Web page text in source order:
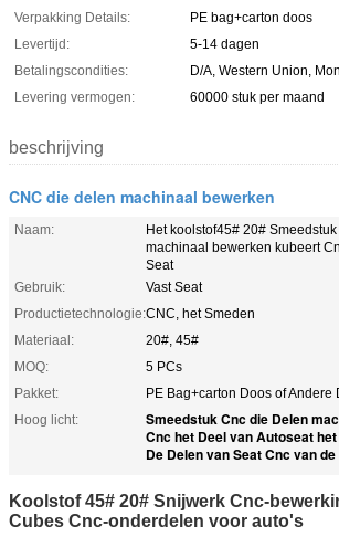
Verpakking Details:
PE bag+carton doos
Levertijd:
5-14 dagen
Betalingscondities:
D/A, Western Union,
Levering vermogen:
60000 stuk per maand
beschrijving
CNC die delen machinaal bewerken
Naam:
Het koolstof45# 20#
machinaal bewerken kubeert
Seat
Gebruik:
Vast Seat
Productietechnologie:CNC, het Smeden
Materiaal:
20#, 45#
MOQ:
5 PCs
Pakket:
PE Bag+carton Doos of Andere
Hoog licht:
Smeedstuk Cnc die Delen
Cnc het Deel van Autoseat
De Delen van Seat Cnc van
Koolstof 45# 20# Snijwerk Cnc-
Cubes Cnc-onderdelen voor auto's